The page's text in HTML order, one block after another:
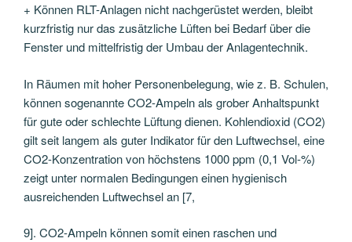
+ Können RLT-Anlagen nicht nachgerüstet werden, bleibt
kurzfristig nur das zusätzliche Lüften bei Bedarf über die
Fenster und mittelfristig der Umbau der Anlagentechnik.
In Räumen mit hoher Personenbelegung, wie z. B. Schulen,
können sogenannte CO2-Ampeln als grober Anhaltspunkt
für gute oder schlechte Lüftung dienen. Kohlendioxid (CO2)
gilt seit langem als guter Indikator für den Luftwechsel, eine
CO2-Konzentration von höchstens 1000 ppm (0,1 Vol-%)
zeigt unter normalen Bedingungen einen hygienisch
ausreichenden Luftwechsel an [7,
9]. CO2-Ampeln können somit einen raschen und